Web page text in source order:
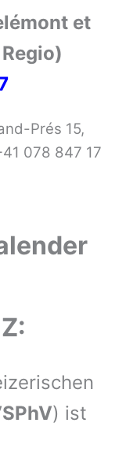
et
Prés 15,
078 847 17
) ist